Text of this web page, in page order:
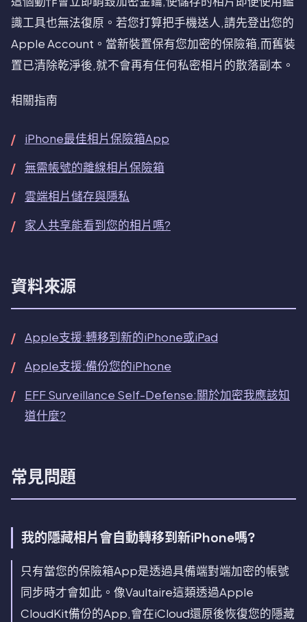
識工具也無法復原。若您打算把手機送人,請先登出您的
Apple Account。當新裝置保有您加密的保險箱,而舊裝
置已清除乾淨後,就不會再有任何私密相片的散落副本。
相關指南
iPhone最佳相片保險箱App
無需帳號的離線相片保險箱
雲端相片儲存與隱私
家人共享能看到您的相片嗎?
資料來源
Apple支援:轉移到新的iPhone或iPad
Apple支援:備份您的iPhone
EFF Surveillance Self-Defense:關於加密我應該知
道什麼?
常見問題
我的隱藏相片會自動轉移到新iPhone嗎?
只有當您的保險箱App是透過具備端對端加密的帳號
同步時才會如此。像Vaultaire這類透過Apple
CloudKit備份的App,會在iCloud還原後恢復您的隱藏